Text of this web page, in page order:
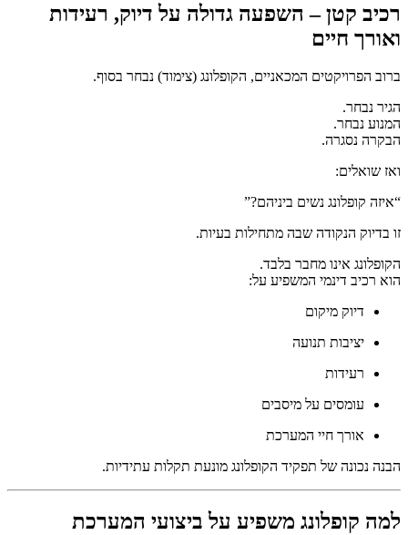
רכיב קטן – השפעה גדולה על דיוק, רעידות
ואורך חיים
ברוב הפרויקטים המכאניים, הקופלונג (צימוד) נבחר בסוף.
הגיר נבחר.
המנוע נבחר.
הבקרה נסגרה.
ואז שואלים:
“איזה קופלונג נשים ביניהם?”
זו בדיוק הנקודה שבה מתחילות בעיות.
הקופלונג אינו מחבר בלבד.
הוא רכיב דינמי המשפיע על:
דיוק מיקום
יציבות תנועה
רעידות
עומסים על מיסבים
אורך חיי המערכת
הבנה נכונה של תפקיד הקופלונג מונעת תקלות עתידיות.
למה קופלונג משפיע על ביצועי המערכת